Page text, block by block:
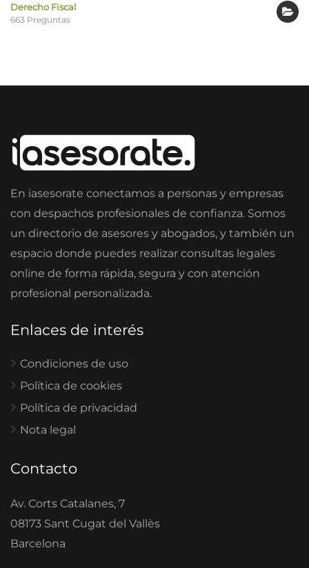
Derecho Fiscal
663 Preguntas
En iasesorate conectamos a personas y empresas
con despachos profesionales de confianza. Somos
un directorio de asesores y abogados, y también un
espacio donde puedes realizar consultas legales
online de forma rápida, segura y con atención
profesional personalizada.
Enlaces de interés
Condiciones de uso
Política de cookies
Política de privacidad
Nota legal
Contacto
Av. Corts Catalanes, 7
08173 Sant Cugat del Vallès
Barcelona